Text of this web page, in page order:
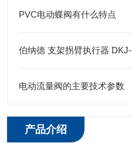
PVC电动蝶阀有什么特点
伯纳德 支架拐臂执行器
电动流量阀的主要技术参数
产品介绍